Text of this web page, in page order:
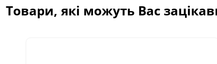
Товари, які можуть Вас